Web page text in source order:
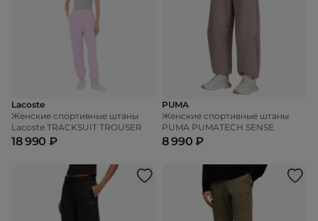
Lacoste
Женские спортивные штаны
Lacoste TRACKSUIT TROUSER
18 990 ₽
PUMA
Женские спортивные штаны
PUMA PUMATECH SENSE
8 990 ₽